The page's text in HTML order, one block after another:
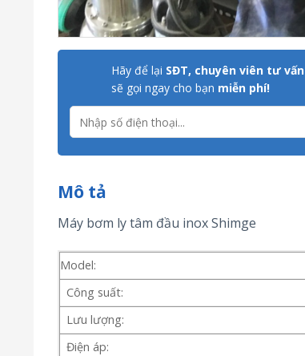
Hãy để lại SĐT, chuyên viên tư vấn
sẽ gọi ngay cho bạn miễn phí!
Mô tả
Máy bơm ly tâm đầu inox Shimge
Model:
Công suất:
Lưu lượng:
Điện áp: